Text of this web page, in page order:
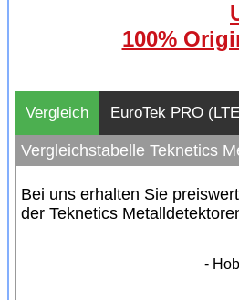
100%
Vergleich EuroTek PRO
Vergleichstabelle Teknetics
Bei uns erhalten Sie
der Teknetics
-